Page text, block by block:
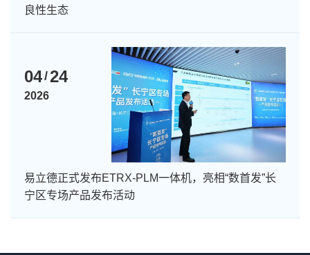
良性生态
04/24
2026
易立德正式发布ETRX-PLM一体机，亮相“数首发”长
宁区专场产品发布活动